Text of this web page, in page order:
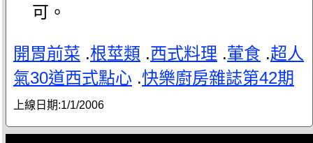
可。
開胃前菜 .根莖類 .西式料理 .葷食 .超人
氣30道西式點心 .快樂廚房雜誌第42期
上線日期:1/1/2006